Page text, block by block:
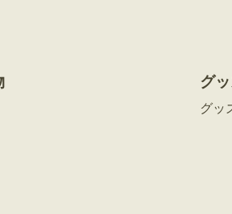
グ
グッ